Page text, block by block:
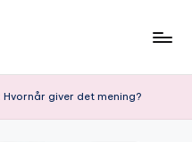
giver det mening?